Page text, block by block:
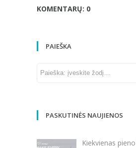
KOMENTARŲ: 0
PAIEŠKA
PASKUTINĖS NAUJIENOS
Kiekvienas